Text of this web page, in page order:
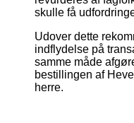
skulle få
Udover dette
indflydelse på
samme måde
bestillingen af
herre.